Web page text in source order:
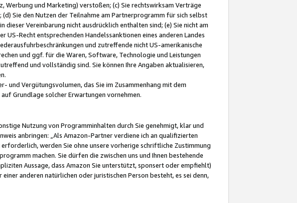
Werbung und Marketing) verstoßen; (c) Sie rechtswirksam Verträge
Sie den Nutzen der Teilnahme am Partnerprogramm für sich selbst
Vereinbarung nicht ausdrücklich enthalten sind; (e) Sie nicht am
Recht entsprechenden Handelssanktionen eines anderen Landes
und zutreffende nicht US-amerikanische
und ggf. für die Waren, Software, Technologie und Leistungen
und vollständig sind. Sie können Ihre Angaben aktualisieren,
und Vergütungsvolumen, das Sie im Zusammenhang mit dem
Grundlage solcher Erwartungen vornehmen.
Nutzung von Programminhalten durch Sie genehmigt, klar und
anbringen: „Als Amazon-Partner verdiene ich an qualifizierten
werden Sie ohne unsere vorherige schriftliche Zustimmung
machen. Sie dürfen die zwischen uns und Ihnen bestehende
Aussage, dass Amazon Sie unterstützt, sponsert oder empfiehlt)
anderen natürlichen oder juristischen Person besteht, es sei denn,